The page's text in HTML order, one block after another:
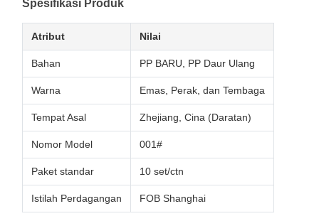
Spesifikasi Produk
Atribut Nilai
Bahan PP BARU, PP Daur Ulang
Warna Emas, Perak, dan Tembaga
Tempat Asal Zhejiang, Cina (Daratan)
Nomor Model 001#
Paket standar 10 set/ctn
Istilah Perdagangan FOB Shanghai